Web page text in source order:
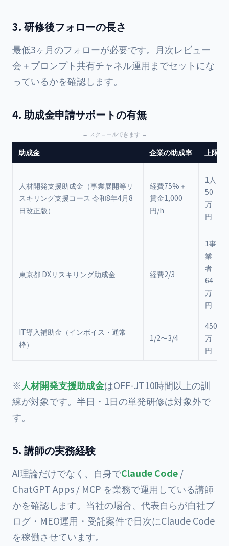
3. 研修後フォローの長さ
最低3ヶ月のフォローが必要です。月次レビュー
会＋プロンプト共有チャネル運用までセットにな
っているかを確認します。
4. 助成金申請サポートの有無
助成金 企業の助成率 上限
人材開発支援助成金 （事業展開等リ
スキリング支援コース 令和8年4月8
日改正版）
経費75%＋
賃金1,000
円/h
1人
50
万
円
東京都 DXリスキリング助成金 経費2/3
1事
業
者
64
万
円
IT導入補助金（インボイス・通常
枠）
1/2〜3/4
450
万
円
※人材開発支援助成金はOFF-JT10時間以上の訓
練が対象です。半日・1日の単発研修は対象外で
す。
5. 講師の実務経験
AI理論だけでなく、自身でClaude Code/
ChatGPT Apps / MCP を業務で運用している講師
かを確認します。当社の場合、代表自らが自社ブ
ログ・MEO運用・受託案件で日次にClaude Code
を稼働させています。